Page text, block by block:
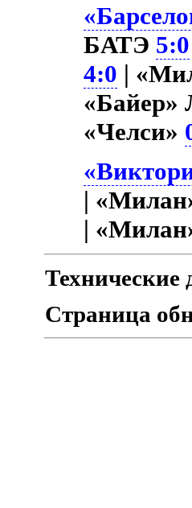
БАТЭ 5:0
4:0 |
«Байер»
«Челси»
|
|
Технические
Страница